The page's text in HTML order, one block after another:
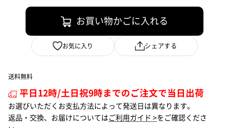
お買い物かごに入れる
お気に入り シェアする
送料無料
平日12時/土日祝9時までのご注文で当日出荷
お選びいただくお支払方法によって発送日は異なります。
返品・交換、お届けについては ご利用ガイド >をご確認くださ